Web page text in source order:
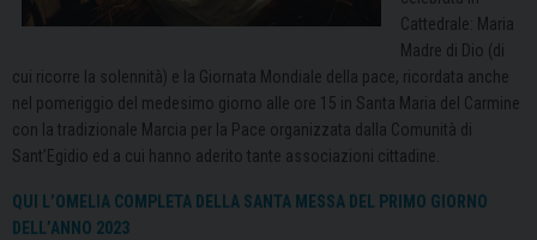
Cattedrale: Maria
Madre di Dio (di
cui ricorre la solennità) e la Giornata Mondiale della pace, ricordata anche
nel pomeriggio del medesimo giorno alle ore 15 in Santa Maria del Carmine
con la tradizionale Marcia per la Pace organizzata dalla Comunità di
Sant’Egidio ed a cui hanno aderito tante associazioni cittadine.
QUI L’OMELIA COMPLETA DELLA SANTA MESSA DEL PRIMO GIORNO
DELL’ANNO 2023